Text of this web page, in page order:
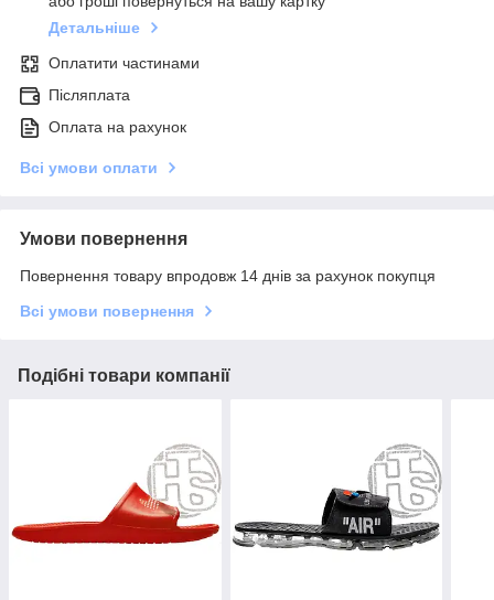
Детальніше
Оплатити частинами
Післяплата
Оплата на рахунок
Всі умови оплати
Умови повернення
Повернення товару впродовж 14 днів за рахунок покупця
Всі умови повернення
Подібні товари компанії